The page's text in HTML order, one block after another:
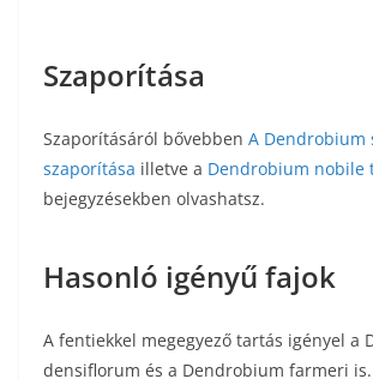
Szaporítása
Szaporításáról bővebben A Dendrobium
szaporítása illetve a Dendrobium nobile
bejegyzésekben olvashatsz.
Hasonló igényű fajok
A fentiekkel megegyező tartás igényel a
densiflorum és a Dendrobium farmeri is.